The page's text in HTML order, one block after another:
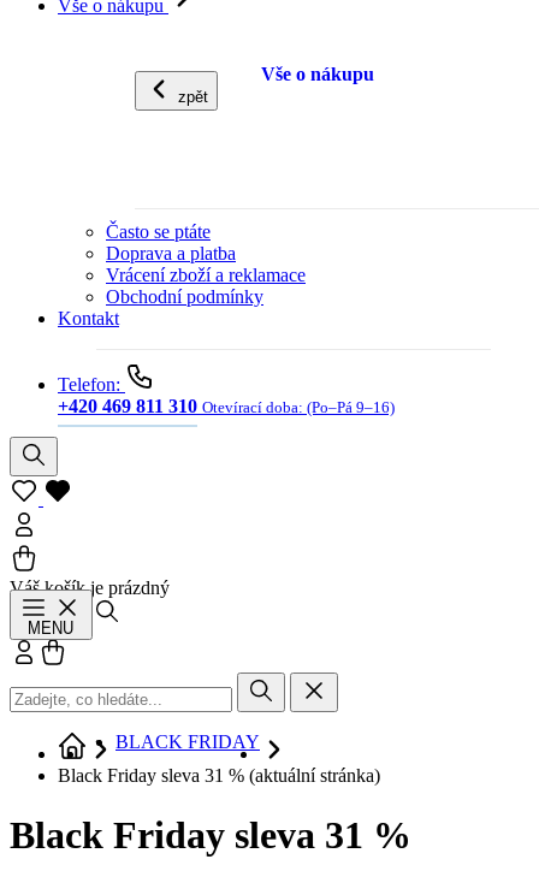
Vše o nákupu
zpět
Vše o nákupu
Často se ptáte
Doprava a platba
Vrácení zboží a reklamace
Obchodní podmínky
Kontakt
Telefon:
+420 469 811 310 Otevírací doba: (Po–Pá 9–16)
Váš košík je prázdný
MENU
Přihlásit se
BLACK FRIDAY
Black Friday sleva 31 % (aktuální stránka)
Black Friday sleva 31 %